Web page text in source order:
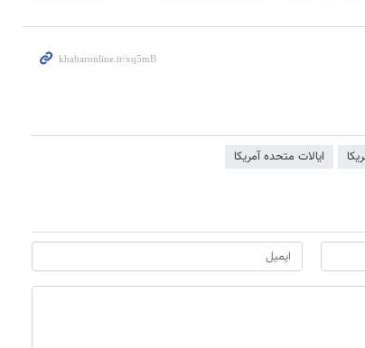
ایالات متحده آمریکا